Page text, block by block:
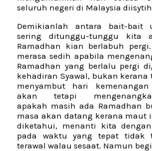
seluruh negeri di Malaysia
Demikianlah antara bait-bait
sering ditunggu-tunggu kita
Ramadhan kian berlabuh
merasa sedih apabila
Ramadhan yang berlalu pergi
kehadiran Syawal, bukan kerana
menyambut hari
akan tetapi
apakah masih ada Ramadhan
masa akan datang kerana maut
diketahui, menanti kita
pada waktu yang tepat tidak
terawal walau sesaat. Namun